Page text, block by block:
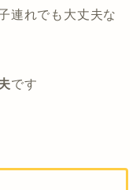
連れでも大丈夫な
です